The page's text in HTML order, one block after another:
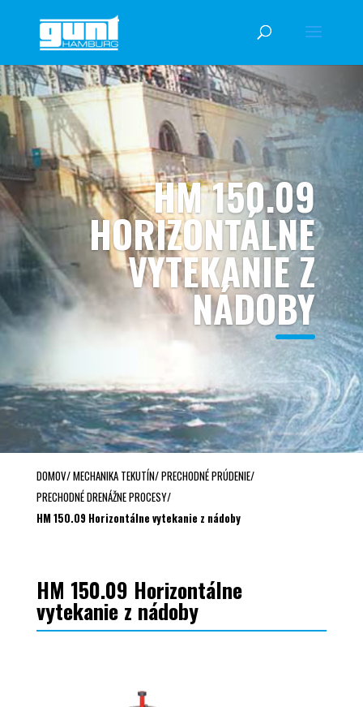
HM 150.09
HORIZONTÁLNE
VYTEKANIE Z
NÁDOBY
DOMOV/MECHANIKA TEKUTÍN/PRECHODNÉ PRÚDENIE/
PRECHODNÉ DRENÁŽNE PROCESY/
HM 150.09 Horizontálne vytekanie z nádoby
HM 150.09 Horizontálne
vytekanie z nádoby